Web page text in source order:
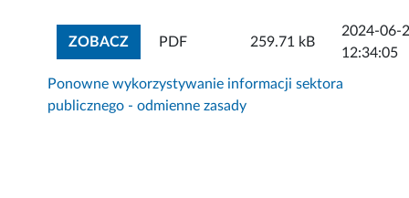
ZOBACZZOBACZ ZAŁĄCZNIK
PDF 259.71 kB
2024-06-
12:34:05
Ponowne wykorzystywanie informacji sektora
publicznego - odmienne zasady